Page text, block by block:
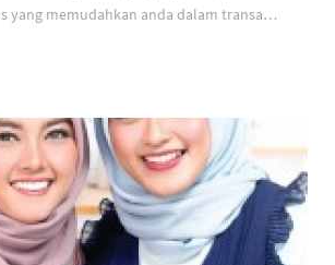
yang memudahkan anda dalam transaksi